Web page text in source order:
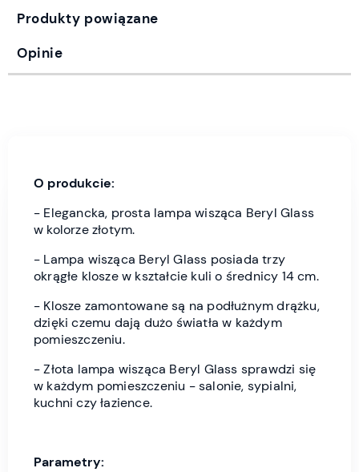
Produkty powiązane
Opinie
O produkcie:
- Elegancka, prosta lampa wisząca Beryl Glass
w kolorze złotym.
- Lampa wisząca Beryl Glass posiada trzy
okrągłe klosze w kształcie kuli o średnicy 14 cm.
- Klosze zamontowane są na podłużnym drążku,
dzięki czemu dają dużo światła w każdym
pomieszczeniu.
- Złota lampa wisząca Beryl Glass sprawdzi się
w każdym pomieszczeniu - salonie, sypialni,
kuchni czy łazience.
Parametry: